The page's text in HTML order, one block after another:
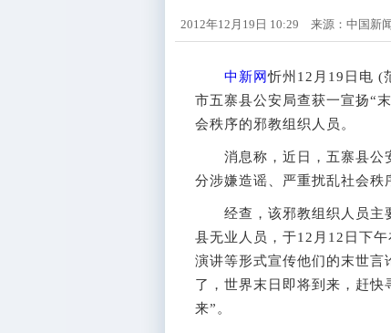
2012年12月19日 10:29 来源： 中国新
中新网忻州12月19日电 (
市五寨县公安局查获一宣扬“
会秩序的邪教组织人员。
消息称，近日，五寨县公安
分涉嫌造谣、严重扰乱社会秩
经查，该邪教组织人员主
县无业人员，于12月12日下
演讲等形式宣传他们的末世言
了，世界末日即将到来，赶
来”。